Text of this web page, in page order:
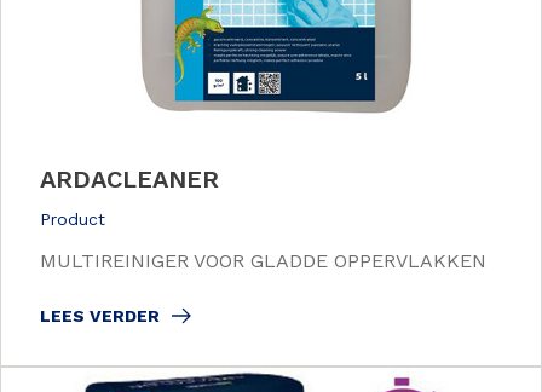
ARDACLEANER
Product
MULTIREINIGER VOOR GLADDE OPPERVLAKKEN
LEES VERDER